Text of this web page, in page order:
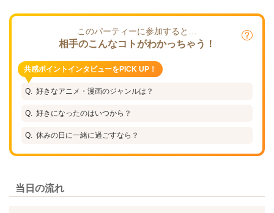
このパーティーに参加すると…
相手のこんなコトがわかっちゃう！
共感ポイントインタビューをPICK UP！
好きなアニメ・漫画のジャンルは？
好きになったのはいつから？
休みの日に一緒に過ごすなら？
当日の流れ